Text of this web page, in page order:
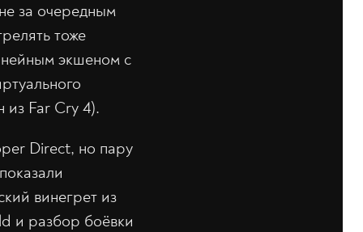
за очередным
тоже
экшеном с
Far Cry 4).
Direct, но пару
винегрет из
и разбор боёвки